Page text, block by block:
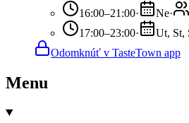
16:00–21:00· Ne·
17:00–23:00· Ut, St,
Odomknúť v TasteTown app
Menu